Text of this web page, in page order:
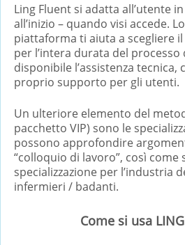
Ling Fluent si adatta all’utente
all’inizio – quando visi accede.
piattaforma ti aiuta a scegliere
per l’intera durata del
disponibile l’assistenza tecnica,
proprio supporto per gli utenti.
Un ulteriore elemento del
pacchetto VIP) sono le
possono approfondire
“colloquio di lavoro”, così come
specializzazione per l’industria
infermieri / badanti.
Come si usa